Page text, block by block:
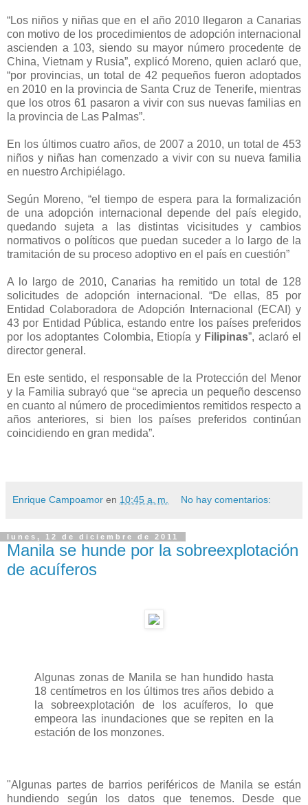
“Los niños y niñas que en el año 2010 llegaron a Canarias
con motivo de los procedimientos de adopción internacional
ascienden a 103, siendo su mayor número procedente de
China, Vietnam y Rusia”, explicó Moreno, quien aclaró que,
“por provincias, un total de 42 pequeños fueron adoptados
en 2010 en la provincia de Santa Cruz de Tenerife, mientras
que los otros 61 pasaron a vivir con sus nuevas familias en
la provincia de Las Palmas”.
En los últimos cuatro años, de 2007 a 2010, un total de 453
niños y niñas han comenzado a vivir con su nueva familia
en nuestro Archipiélago.
Según Moreno, “el tiempo de espera para la formalización
de una adopción internacional depende del país elegido,
quedando sujeta a las distintas vicisitudes y cambios
normativos o políticos que puedan suceder a lo largo de la
tramitación de su proceso adoptivo en el país en cuestión”
A lo largo de 2010, Canarias ha remitido un total de 128
solicitudes de adopción internacional. “De ellas, 85 por
Entidad Colaboradora de Adopción Internacional (ECAI) y
43 por Entidad Pública, estando entre los países preferidos
por los adoptantes Colombia, Etiopía y Filipinas”, aclaró el
director general.
En este sentido, el responsable de la Protección del Menor
y la Familia subrayó que “se aprecia un pequeño descenso
en cuanto al número de procedimientos remitidos respecto a
años anteriores, si bien los países preferidos continúan
coincidiendo en gran medida”.
Enrique Campoamor en 10:45 a. m. No hay comentarios:
lunes, 12 de diciembre de 2011
Manila se hunde por la sobreexplotación
de acuíferos
Algunas zonas de Manila se han hundido hasta
18 centímetros en los últimos tres años debido a
la sobreexplotación de los acuíferos, lo que
empeora las inundaciones que se repiten en la
estación de los monzones.
"Algunas partes de barrios periféricos de Manila se están
hundiendo según los datos que tenemos. Desde que